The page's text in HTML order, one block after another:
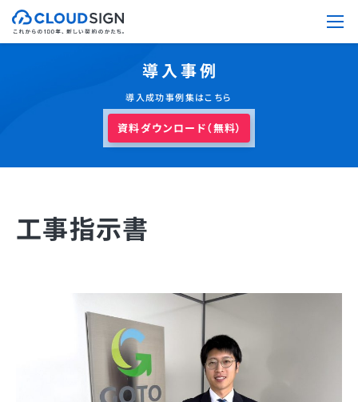
導入事例
導入成功事例集はこちら
資料ダウンロード（無料）
工事指示書